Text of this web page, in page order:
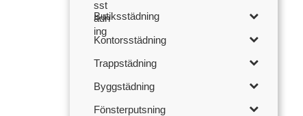
Butiksstädning
Kontorsstädning
Trappstädning
Byggstädning
Fönsterputsning